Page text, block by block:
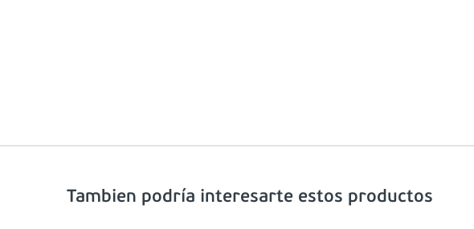
Tambien podría interesarte estos productos